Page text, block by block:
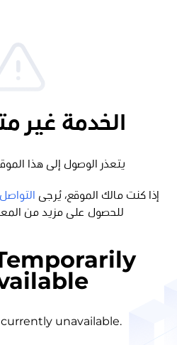
الخدمة غير
يتعذر الوصول إلى هذا
إذا كنت مالك الموقع، يُرجى
للحصول على مزيد من
unavailable.